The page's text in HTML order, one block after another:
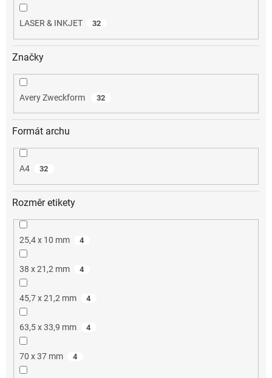
LASER & INKJET 32
Značky
Avery Zweckform 32
Formát archu
A4 32
Rozměr etikety
25,4 x 10 mm 4
38 x 21,2 mm 4
45,7 x 21,2 mm 4
63,5 x 33,9 mm 4
70 x 37 mm 4